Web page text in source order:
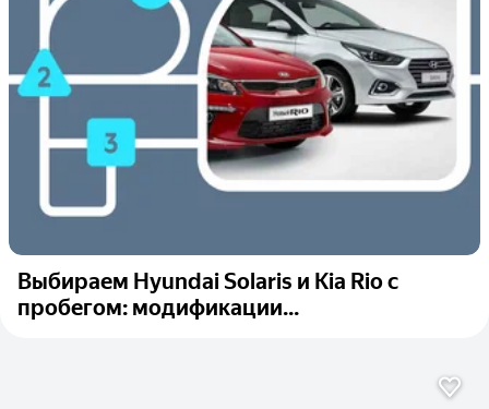
Выбираем Hyundai Solaris и Kia Rio с
пробегом: модификации...